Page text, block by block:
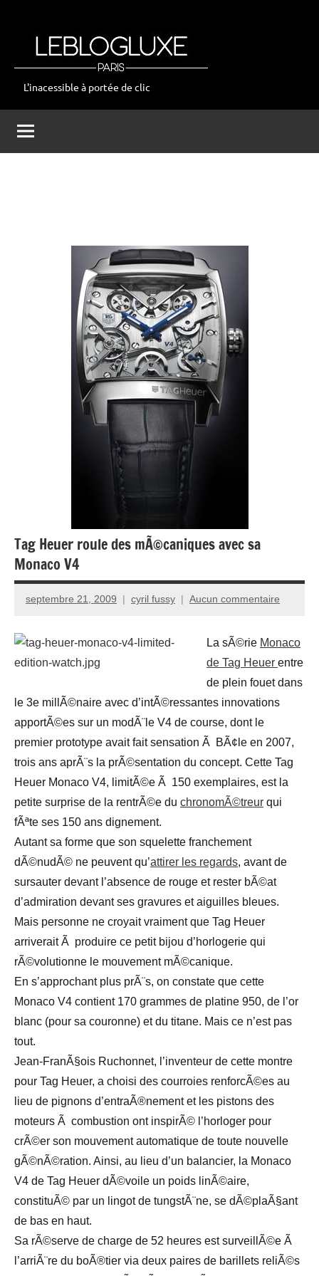
leblogluxe
L'inacessible à portée de clic
Tag Heuer roule des mÃ©caniques avec sa
Monaco V4
septembre 21, 2009 cyril fussy Aucun commentaire
La sÃ©rie Monaco
de Tag Heuer entre
de plein fouet dans
le 3e millÃ©naire avec d’intÃ©ressantes innovations
apportÃ©es sur un modÃ¨le V4 de course, dont le
premier prototype avait fait sensation Ã BÃ¢le en 2007,
trois ans aprÃ¨s la prÃ©sentation du concept. Cette Tag
Heuer Monaco V4, limitÃ©e Ã 150 exemplaires, est la
petite surprise de la rentrÃ©e du chronomÃ©treur qui
fÃªte ses 150 ans dignement.
Autant sa forme que son squelette franchement
dÃ©nudÃ© ne peuvent qu’attirer les regards, avant de
sursauter devant l’absence de rouge et rester bÃ©at
d’admiration devant ses gravures et aiguilles bleues.
Mais personne ne croyait vraiment que Tag Heuer
arriverait Ã produire ce petit bijou d’horlogerie qui
rÃ©volutionne le mouvement mÃ©canique.
En s’approchant plus prÃ¨s, on constate que cette
Monaco V4 contient 170 grammes de platine 950, de l’or
blanc (pour sa couronne) et du titane. Mais ce n’est pas
tout.
Jean-FranÃ§ois Ruchonnet, l’inventeur de cette montre
pour Tag Heuer, a choisi des courroies renforcÃ©es au
lieu de pignons d’entraÃ®nement et les pistons des
moteurs Ã combustion ont inspirÃ© l’horloger pour
crÃ©er son mouvement automatique de toute nouvelle
gÃ©nÃ©ration. Ainsi, au lieu d’un balancier, la Monaco
V4 de Tag Heuer dÃ©voile un poids linÃ©aire,
constituÃ© par un lingot de tungstÃ¨ne, se dÃ©plaÃ§ant
de bas en haut.
Sa rÃ©serve de charge de 52 heures est surveillÃ©e Ã
l’arriÃ¨re du boÃ®tier via deux paires de barillets reliÃ©s